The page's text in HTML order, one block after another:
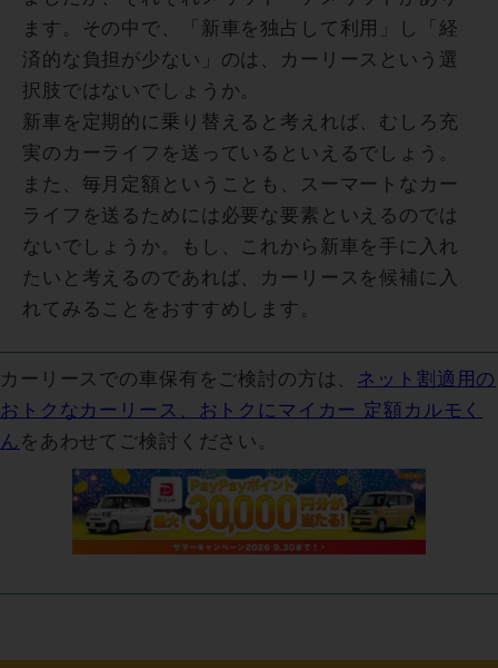
ます。その中で、「新車を独占して利用」し「経
済的な負担が少ない」のは、カーリースという選
択肢ではないでしょうか。
新車を定期的に乗り替えると考えれば、むしろ充
実のカーライフを送っているといえるでしょう。
また、毎月定額ということも、スーマートなカー
ライフを送るためには必要な要素といえるのでは
ないでしょうか。もし、これから新車を手に入れ
たいと考えるのであれば、カーリースを候補に入
れてみることをおすすめします。
カーリースでの車保有をご検討の方は、 ネット割適用の
おトクなカーリース、おトクにマイカー 定額カルモく
ん をあわせてご検討ください。